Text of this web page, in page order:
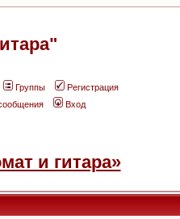
Группы
Регистрация
Вход
и гитара»